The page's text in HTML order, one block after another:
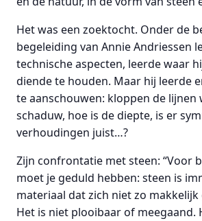
Het was een zoektocht. Onder de
begeleiding van Annie Andriessen
technische aspecten, leerde waar
diende te houden. Maar hij leerde
te aanschouwen: kloppen de lijnen
schaduw, hoe is de diepte, is er
verhoudingen juist…?
Zijn confrontatie met steen: “Voor
moet je geduld hebben: steen is
materiaal dat zich niet zo
Het is niet plooibaar of meegaand.